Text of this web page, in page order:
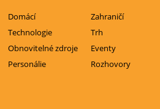
Domácí
Zahraničí
Technologie
Trh
Obnovitelné zdroje
Eventy
Personálie
Rozhovory